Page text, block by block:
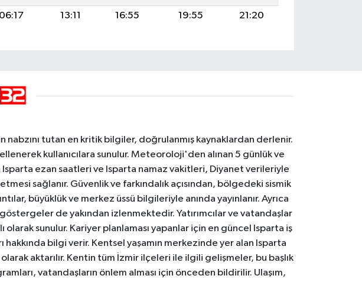
06:17 13:11 16:55 19:55 21:20
nabzını tutan en kritik bilgiler, doğrulanmış kaynaklardan derlenir.
kullanıcılara sunulur. Meteoroloji'den alınan 5 günlük ve
Isparta ezan saatleri ve Isparta namaz vakitleri, Diyanet verileriyle
sağlanır. Güvenlik ve farkındalık açısından, bölgedeki sismik
büyüklük ve merkez üssü bilgileriyle anında yayınlanır. Ayrıca
de yakından izlenmektedir. Yatırımcılar ve vatandaşlar
sunulur. Kariyer planlaması yapanlar için en güncel Isparta iş
bilgi verir. Kentsel yaşamın merkezinde yer alan Isparta
aktarılır. Kentin tüm İzmir ilçeleri ile ilgili gelişmeler, bu başlık
vatandaşların önlem alması için önceden bildirilir. Ulaşım,